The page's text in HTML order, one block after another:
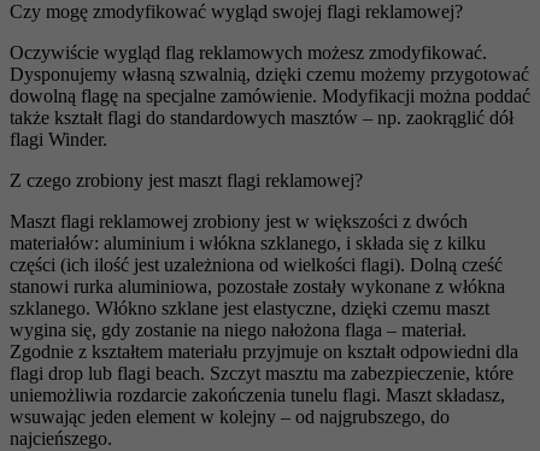
Czy mogę zmodyfikować wygląd swojej flagi reklamowej?
Oczywiście wygląd flag reklamowych możesz zmodyfikować.
Dysponujemy własną szwalnią, dzięki czemu możemy przygotować
dowolną flagę na specjalne zamówienie. Modyfikacji można poddać
także kształt flagi do standardowych masztów – np. zaokrąglić dół
flagi Winder.
Z czego zrobiony jest maszt flagi reklamowej?
Maszt flagi reklamowej zrobiony jest w większości z dwóch
materiałów: aluminium i włókna szklanego, i składa się z kilku
części (ich ilość jest uzależniona od wielkości flagi). Dolną cześć
stanowi rurka aluminiowa, pozostałe zostały wykonane z włókna
szklanego. Włókno szklane jest elastyczne, dzięki czemu maszt
wygina się, gdy zostanie na niego nałożona flaga – materiał.
Zgodnie z kształtem materiału przyjmuje on kształt odpowiedni dla
flagi drop lub flagi beach. Szczyt masztu ma zabezpieczenie, które
uniemożliwia rozdarcie zakończenia tunelu flagi. Maszt składasz,
wsuwając jeden element w kolejny – od najgrubszego, do
najcieńszego.